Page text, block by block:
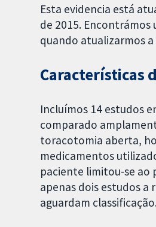
Esta evidencia está
de 2015. Encontrámos
quando atualizarmos a
Características
Incluímos 14 estudos
comparado
toracotomia aberta,
medicamentos
paciente limitou-se ao
apenas dois estudos
aguardam